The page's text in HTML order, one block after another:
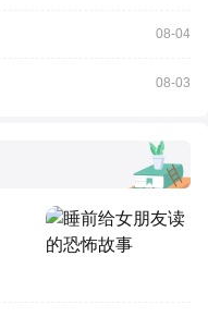
08-04
08-03